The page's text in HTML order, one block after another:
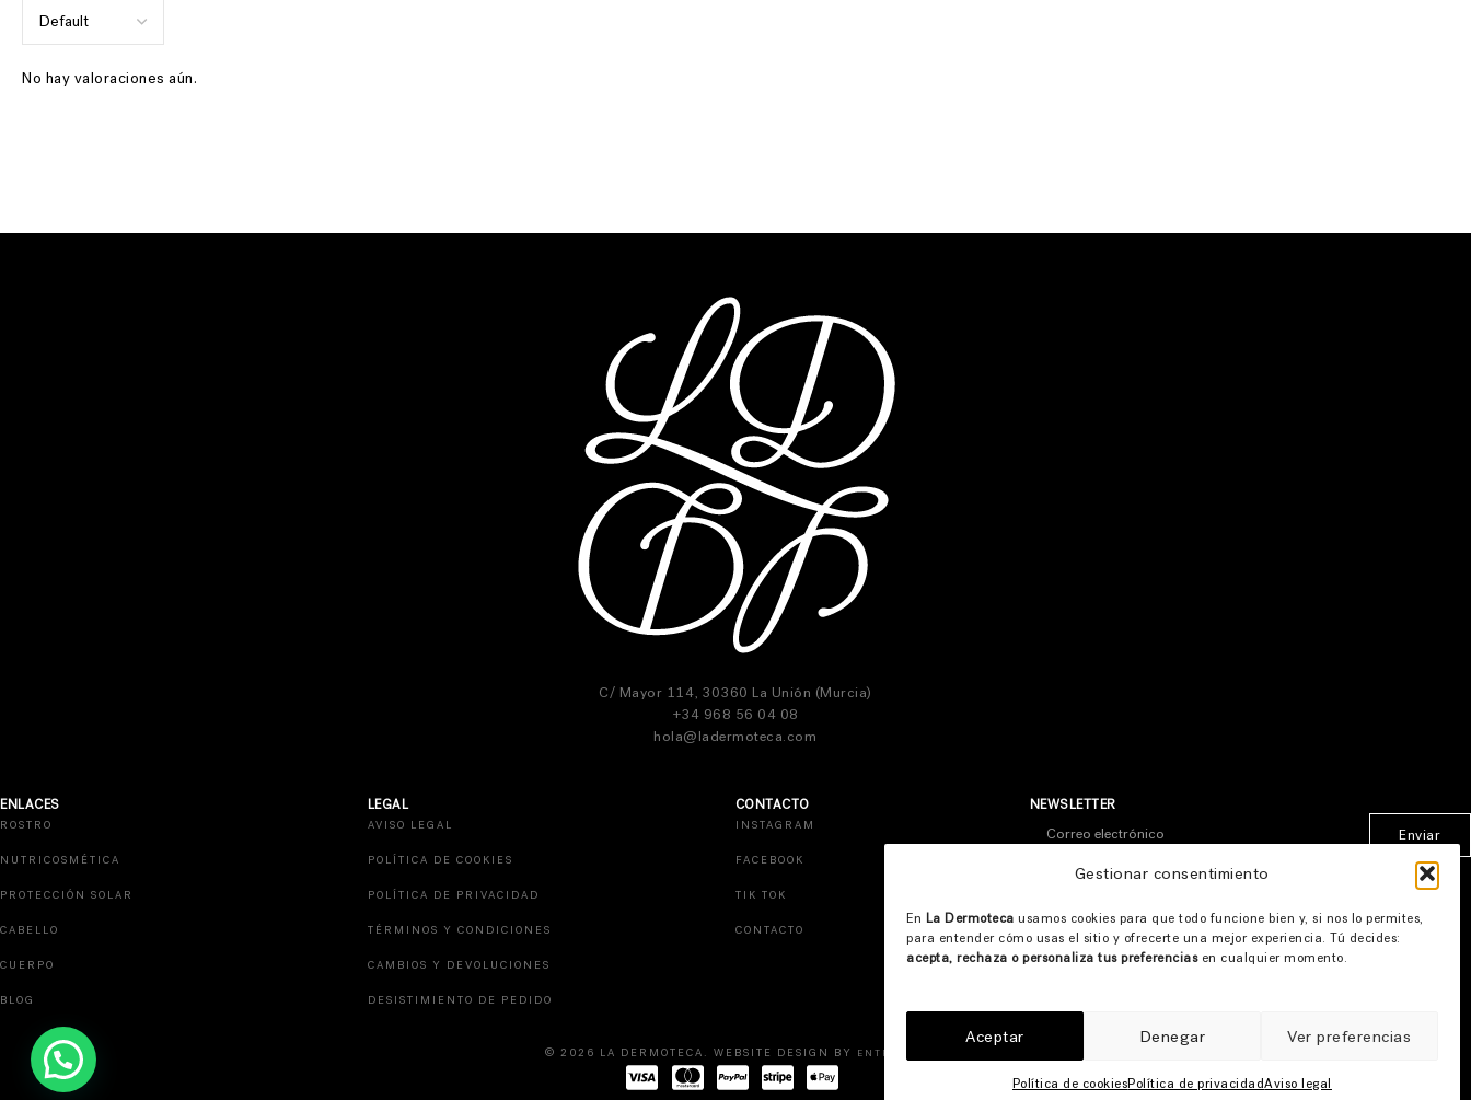
Gestionar consentimiento
En La Dermoteca usamos cookies para que todo funcione bien y, si nos lo permites,
para entender cómo usas el sitio y ofrecerte una mejor experiencia. Tú decides:
acepta, rechaza o personaliza tus preferenciasen cualquier momento.
Aceptar Denegar Ver preferencias
Política de cookiesPolítica de privacidadAviso legal
No hay valoraciones aún.
C/ Mayor 114, 30360 La Unión (Murcia)
+34 968 56 04 08
hola@ladermoteca.com
ENLACES
ROSTRO
NUTRICOSMÉTICA
PROTECCIÓN SOLAR
CABELLO
CUERPO
BLOG
LEGAL
AVISO LEGAL
POLÍTICA DE COOKIES
POLÍTICA DE PRIVACIDAD
TÉRMINOS Y CONDICIONES
CAMBIOS Y DEVOLUCIONES
DESISTIMIENTO DE PEDIDO
CONTACTO
INSTAGRAM
FACEBOOK
TIK TOK
CONTACTO
NEWSLETTER
Enviar
© 2026 LA DERMOTECA. WEBSITE DESIGN BY ENTREDOS